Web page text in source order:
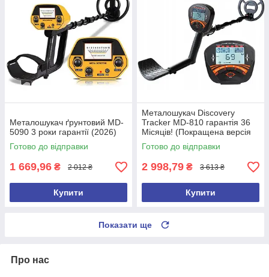
Металошукач ґрунтовий MD-
5090 3 роки гарантії (2026)
Готово до відправки
1 669,96 ₴ 2 012 ₴
Купити
Металошукач Discovery
Tracker MD-810 гарантія 36
Місяців! (Покращена версія
2026 року)
Готово до відправки
2 998,79 ₴ 3 613 ₴
Купити
Показати ще
Про нас